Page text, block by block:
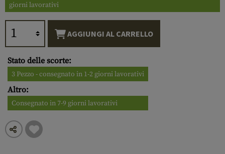
giorni lavorativi
AGGIUNGI AL CARRELLO
Stato delle scorte:
3 Pezzo - consegnato in 1-2 giorni lavorativi
Altro:
Consegnato in 7-9 giorni lavorativi